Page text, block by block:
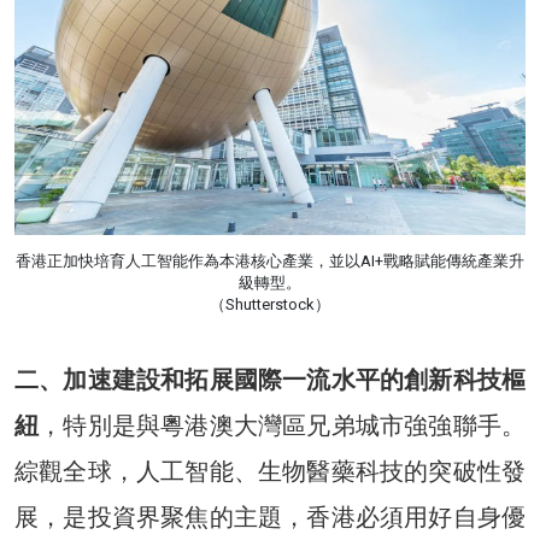
香港正加快培育人工智能作為本港核心產業，並以AI+戰略賦能傳統產業升
級轉型。
（Shutterstock）
二、加速建設和拓展國際一流水平的創新科技樞
紐 ，特別是與粵港澳大灣區兄弟城市強強聯手。
綜觀全球，人工智能、生物醫藥科技的突破性發
展，是投資界聚焦的主題，香港必須用好自身優